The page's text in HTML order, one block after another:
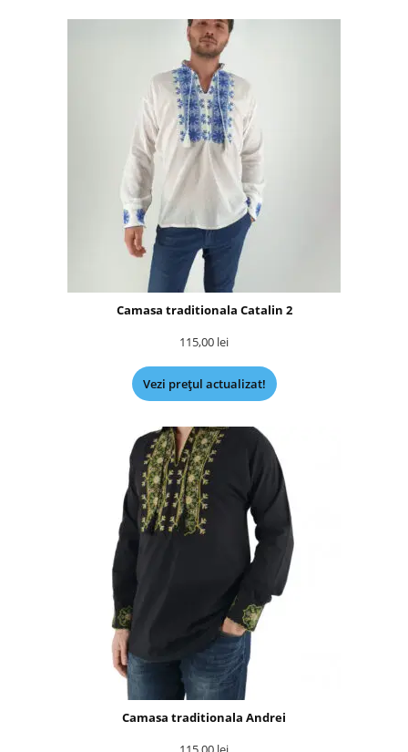
Camasa traditionala Catalin 2
115,00 lei
Vezi prețul actualizat!
Camasa traditionala Andrei